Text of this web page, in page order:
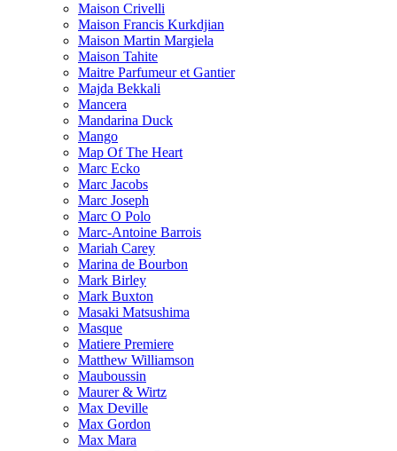
Maison Crivelli
Maison Francis Kurkdjian
Maison Martin Margiela
Maison Tahite
Maitre Parfumeur et Gantier
Majda Bekkali
Mancera
Mandarina Duck
Mango
Map Of The Heart
Marc Ecko
Marc Jacobs
Marc Joseph
Marc O Polo
Marc-Antoine Barrois
Mariah Carey
Marina de Bourbon
Mark Birley
Mark Buxton
Masaki Matsushima
Masque
Matiere Premiere
Matthew Williamson
Mauboussin
Maurer & Wirtz
Max Deville
Max Gordon
Max Mara